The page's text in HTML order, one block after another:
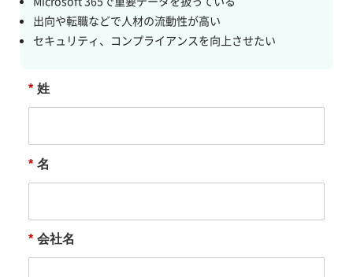
出向や転職などで人材の流動性が高い
セキュリティ、コンプライアンスを向上させたい
* 姓
* 名
* 会社名